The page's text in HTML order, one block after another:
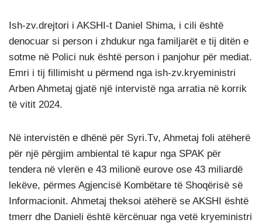
Ish-zv.drejtori i AKSHI-t Daniel Shima, i cili është
denocuar si person i zhdukur nga familjarët e tij ditën e
sotme në Polici nuk është person i panjohur për mediat.
Emri i tij fillimisht u përmend nga ish-zv.kryeministri
Arben Ahmetaj gjatë një intervistë nga arratia në korrik
të vitit 2024.
Në intervistën e dhënë për Syri.Tv, Ahmetaj foli atëherë
për një përgjim ambiental të kapur nga SPAK për
tendera në vlerën e 43 milionë eurove ose 43 miliardë
lekëve, përmes Agjencisë Kombëtare të Shoqërisë së
Informacionit. Ahmetaj theksoi atëherë se AKSHI është
tmerr dhe Danieli është kërcënuar nga vetë kryeministri